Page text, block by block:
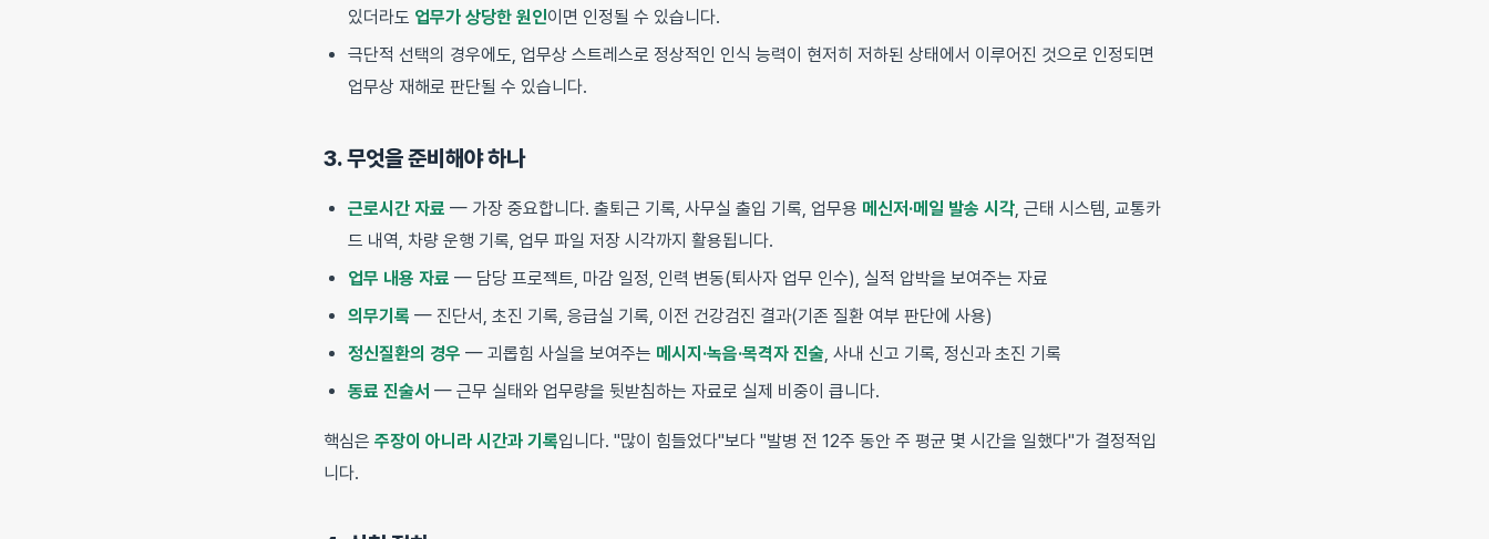
있더라도 업무가 상당한 원인이면 인정될 수 있습니다.
극단적 선택의 경우에도, 업무상 스트레스로 정상적인 인식 능력이 현저히 저하된 상태에서 이루어진 것으로 인정되면
업무상 재해로 판단될 수 있습니다.
3. 무엇을 준비해야 하나
근로시간 자료 — 가장 중요합니다. 출퇴근 기록, 사무실 출입 기록, 업무용 메신저·메일 발송 시각, 근태 시스템, 교통카
드 내역, 차량 운행 기록, 업무 파일 저장 시각까지 활용됩니다.
업무 내용 자료 — 담당 프로젝트, 마감 일정, 인력 변동(퇴사자 업무 인수), 실적 압박을 보여주는 자료
의무기록 — 진단서, 초진 기록, 응급실 기록, 이전 건강검진 결과(기존 질환 여부 판단에 사용)
정신질환의 경우 — 괴롭힘 사실을 보여주는 메시지·녹음·목격자 진술, 사내 신고 기록, 정신과 초진 기록
동료 진술서 — 근무 실태와 업무량을 뒷받침하는 자료로 실제 비중이 큽니다.
핵심은 주장이 아니라 시간과 기록입니다. "많이 힘들었다"보다 "발병 전 12주 동안 주 평균 몇 시간을 일했다"가 결정적입
니다.